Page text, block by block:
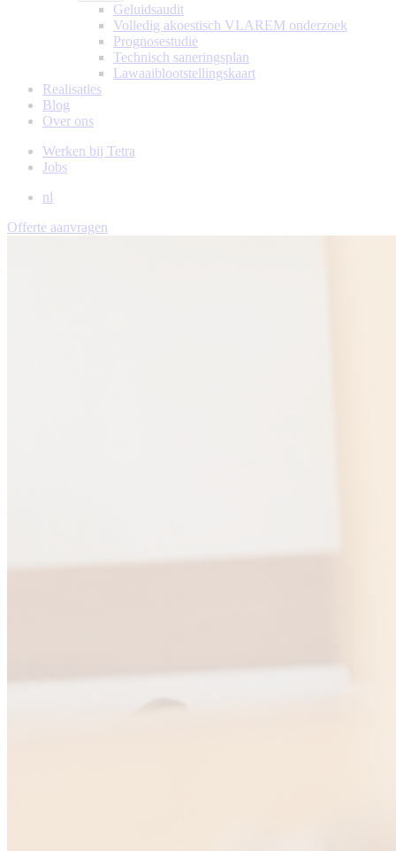
Geluidsaudit
Volledig akoestisch VLAREM onderzoek
Prognosestudie
Technisch saneringsplan
Lawaaiblootstellingskaart
Realisaties
Blog
Over ons
Werken bij Tetra
Jobs
nl
Offerte aanvragen